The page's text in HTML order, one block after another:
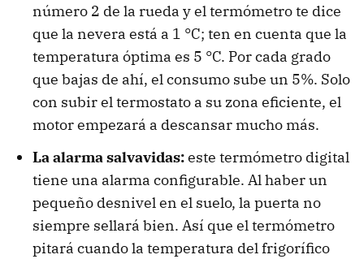
número 2 de la rueda y el termómetro te dice
que la nevera está a 1 °C; ten en cuenta que la
temperatura óptima es 5 °C. Por cada grado
que bajas de ahí, el consumo sube un 5%. Solo
con subir el termostato a su zona eficiente, el
motor empezará a descansar mucho más.
La alarma salvavidas:este termómetro digital
tiene una alarma configurable. Al haber un
pequeño desnivel en el suelo, la puerta no
siempre sellará bien. Así que el termómetro
pitará cuando la temperatura del frigorífico